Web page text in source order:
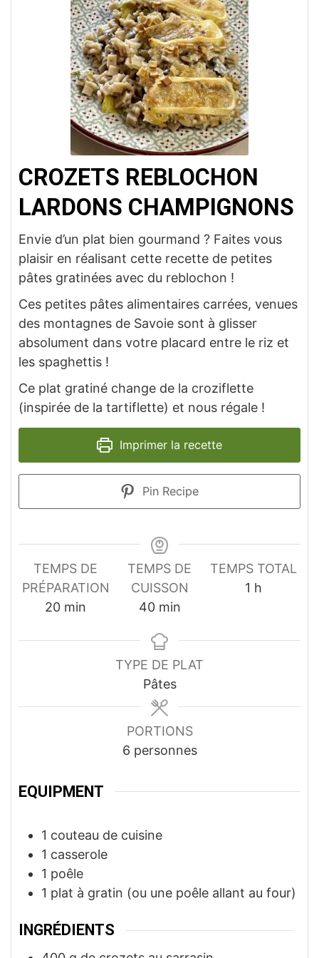
CROZETS REBLOCHON
LARDONS CHAMPIGNONS
Envie d’un plat bien gourmand ? Faites vous
plaisir en réalisant cette recette de petites
pâtes gratinées avec du reblochon !
Ces petites pâtes alimentaires carrées, venues
des montagnes de Savoie sont à glisser
absolument dans votre placard entre le riz et
les spaghettis !
Ce plat gratiné change de la croziflette
(inspirée de la tartiflette) et nous régale !
Imprimer la recette
Pin Recipe
TEMPS DE
PRÉPARATION
20minutes
min
TEMPS DE
CUISSON
40minutes
min
TEMPS TOTAL
1 heure
h
TYPE DE PLAT
Pâtes
PORTIONS
6 personnes
EQUIPMENT
1 couteau de cuisine
1 casserole
1 poêle
1 plat à gratin (ou une poêle allant au four)
INGRÉDIENTS